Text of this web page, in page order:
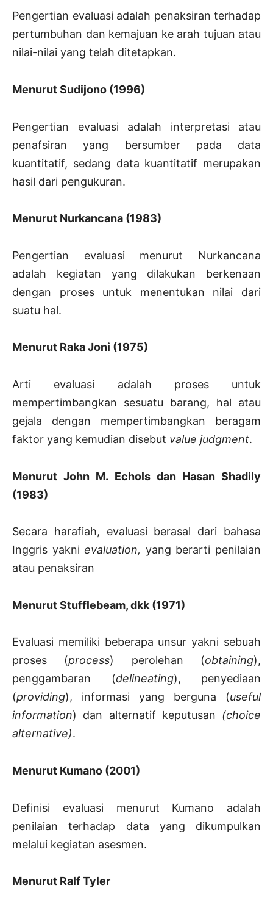
Pengertian evaluasi adalah penaksiran terhadap
pertumbuhan dan kemajuan ke arah tujuan atau
nilai-nilai yang telah ditetapkan.
Menurut Sudijono (1996)
Pengertian evaluasi adalah interpretasi atau
penafsiran yang bersumber pada data
kuantitatif, sedang data kuantitatif merupakan
hasil dari pengukuran.
Menurut Nurkancana (1983)
Pengertian evaluasi menurut Nurkancana
adalah kegiatan yang dilakukan berkenaan
dengan proses untuk menentukan nilai dari
suatu hal.
Menurut Raka Joni (1975)
Arti evaluasi adalah proses untuk
mempertimbangkan sesuatu barang, hal atau
gejala dengan mempertimbangkan beragam
faktor yang kemudian disebut value judgment.
Menurut John M. Echols dan Hasan Shadily
(1983)
Secara harafiah, evaluasi berasal dari bahasa
Inggris yaknievaluation, yang berarti penilaian
atau penaksiran
Menurut Stufflebeam, dkk (1971)
Evaluasi memiliki beberapa unsur yakni sebuah
proses (process) perolehan (obtaining),
penggambaran (delineating), penyediaan
(providing), informasi yang berguna (useful
information) dan alternatif keputusan (choice
alternative).
Menurut Kumano (2001)
Definisi evaluasi menurut Kumano adalah
penilaian terhadap data yang dikumpulkan
melalui kegiatan asesmen.
Menurut Ralf Tyler